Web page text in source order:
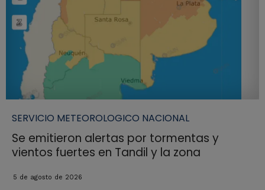
SERVICIO METEOROLOGICO NACIONAL
Se emitieron alertas por tormentas y
vientos fuertes en Tandil y la zona
5 de agosto de 2026